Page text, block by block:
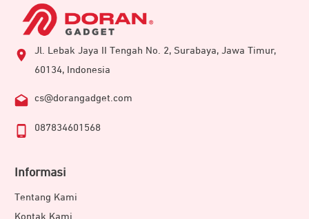
Jl. Lebak Jaya II Tengah No. 2, Surabaya, Jawa Timur,
60134, Indonesia
cs@dorangadget.com
087834601568
Informasi
Tentang Kami
Kontak Kami